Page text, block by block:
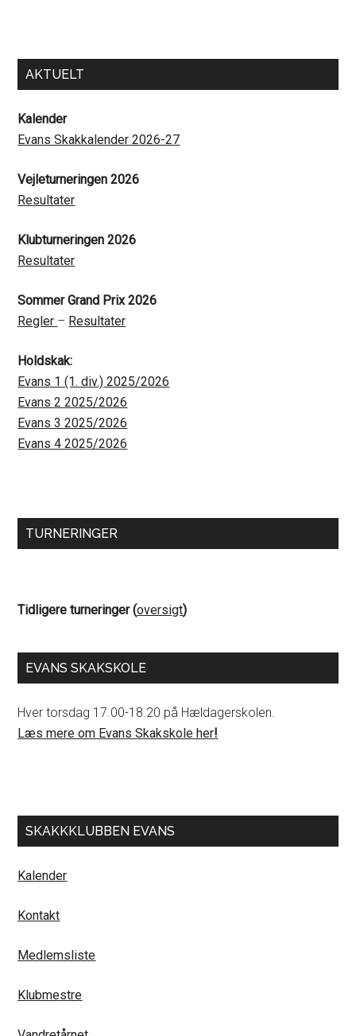
Primary
AKTUELT
Kalender
Evans Skakkalender 2026-27
Vejleturneringen 2026
Resultater
Klubturneringen 2026
Resultater
Sommer Grand Prix 2026
Regler – Resultater
Holdskak:
Evans 1 (1. div.) 2025/2026
Evans 2 2025/2026
Evans 3 2025/2026
Evans 4 2025/2026
TURNERINGER
Tidligere turneringer (oversigt)
EVANS SKAKSKOLE
Hver torsdag 17.00-18.20 på Hældagerskolen.
Læs mere om Evans Skakskole her!
SKAKKKLUBBEN EVANS
Kalender
Kontakt
Medlemsliste
Klubmestre